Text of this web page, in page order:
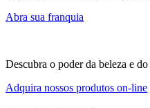
Abra sua franquia
Descubra o poder da beleza e
Adquira nossos produtos on-line